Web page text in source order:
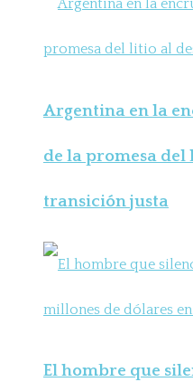
Argentina en la
de la promesa
transición justa
El hombre que